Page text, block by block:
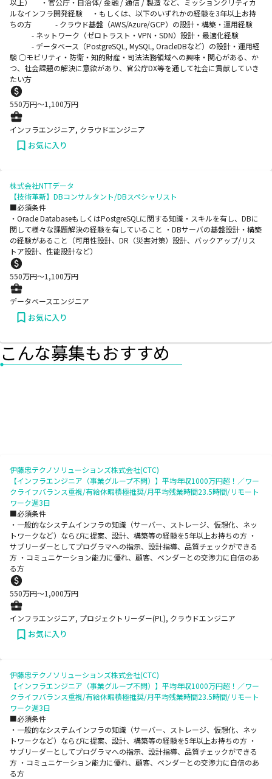
以上） ・官公庁・自治体/ 金融 / 通信 / 製造 など、ミッションクリティカ
ルなインフラ開発経験 ・もしくは、以下のいずれかの経験を3年以上お持
ちの方 - クラウド基盤（AWS/Azure/GCP）の設計・構築・運用経験
- ネットワーク（ゼロトラスト・VPN・SDN）設計・最適化経験
- データベース（PostgreSQL, MySQL, OracleDBなど）の設計・運用経
験 ○モビリティ・防衛・知的財産・司法法務領域への興味・関心がある、か
つ、社会課題の解決に意欲があり、官公庁DX等を通して社会に貢献していき
たい方
550万円〜1,100万円
インフラエンジニア, クラウドエンジニア
お気に入り
株式会社NTTデータ
【技術革新】DBコンサルタント/DBスペシャリスト
■必須条件
・Oracle DatabaseもしくはPostgreSQLに関する知識・スキルを有し、DBに
関して様々な課題解決の経験を有していること ・DBサーバの基盤設計・構築
の経験があること（可用性設計、DR（災害対策）設計、バックアップ/リス
トア設計、性能設計など）
550万円〜1,100万円
データベースエンジニア
お気に入り
こんな募集もおすすめ
伊藤忠テクノソリューションズ株式会社(CTC)
【インフラエンジニア（事業グループ不問）】平均年収1000万円超！／ワー
クライフバランス重視/有給休暇積極推奨/月平均残業時間23.5時間/リモート
ワーク週3日
■必須条件
・一般的なシステムインフラの知識（サーバー、ストレージ、仮想化、ネッ
トワークなど）ならびに提案、設計、構築等の経験を5年以上お持ちの方 ・
サブリーダーとしてプログラマへの指示、設計指導、品質チェックができる
方 ・コミュニケーション能力に優れ、顧客、ベンダーとの交渉力に自信のあ
る方
550万円〜1,000万円
インフラエンジニア, プロジェクトリーダー(PL), クラウドエンジニア
お気に入り
伊藤忠テクノソリューションズ株式会社(CTC)
【インフラエンジニア（事業グループ不問）】平均年収1000万円超！／ワー
クライフバランス重視/有給休暇積極推奨/月平均残業時間23.5時間/リモート
ワーク週3日
■必須条件
・一般的なシステムインフラの知識（サーバー、ストレージ、仮想化、ネッ
トワークなど）ならびに提案、設計、構築等の経験を5年以上お持ちの方 ・
サブリーダーとしてプログラマへの指示、設計指導、品質チェックができる
方 ・コミュニケーション能力に優れ、顧客、ベンダーとの交渉力に自信のあ
る方